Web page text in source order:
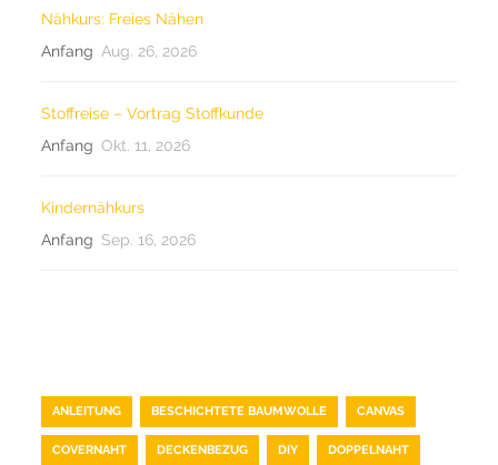
Nähkurs: Freies Nähen
Anfang Aug. 26, 2026
Stoffreise – Vortrag Stoffkunde
Anfang Okt. 11, 2026
Kindernähkurs
Anfang Sep. 16, 2026
ANLEITUNG BESCHICHTETE BAUMWOLLE CANVAS
COVERNAHT DECKENBEZUG DIY DOPPELNAHT